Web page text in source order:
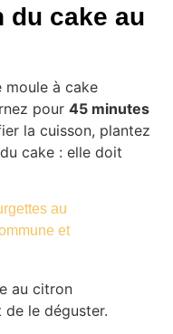
du cake au
moule à cake
pour 45 minutes
la cuisson, plantez
cake : elle doit
au
et
au citron
le déguster.